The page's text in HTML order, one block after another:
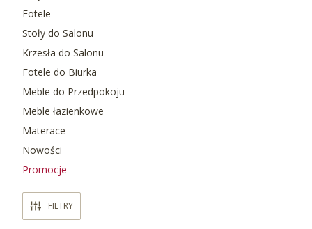
Fotele
Stoły do Salonu
Krzesła do Salonu
Fotele do Biurka
Meble do Przedpokoju
Meble łazienkowe
Materace
Nowości
Promocje
FILTRY